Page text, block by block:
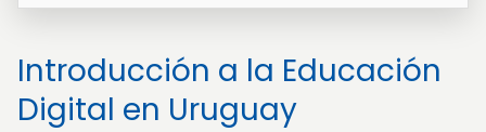
Introducción a la Educación
Digital en Uruguay